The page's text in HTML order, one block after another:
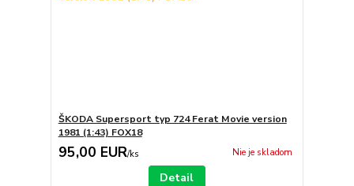
ŠKODA Supersport typ 724 Ferat Movie version
1981 (1:43) FOX18
95,00 EUR/ks Nie je skladom
Detail